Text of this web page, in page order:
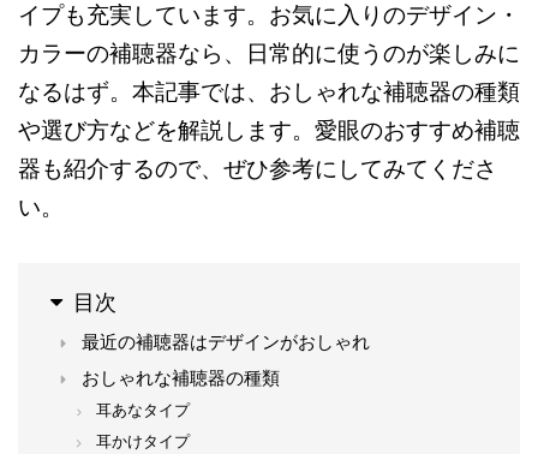
イプも充実しています。お気に入りのデザイン・
カラーの補聴器なら、日常的に使うのが楽しみに
なるはず。本記事では、おしゃれな補聴器の種類
や選び方などを解説します。愛眼のおすすめ補聴
器も紹介するので、ぜひ参考にしてみてくださ
い。
目次
最近の補聴器はデザインがおしゃれ
おしゃれな補聴器の種類
耳あなタイプ
耳かけタイプ